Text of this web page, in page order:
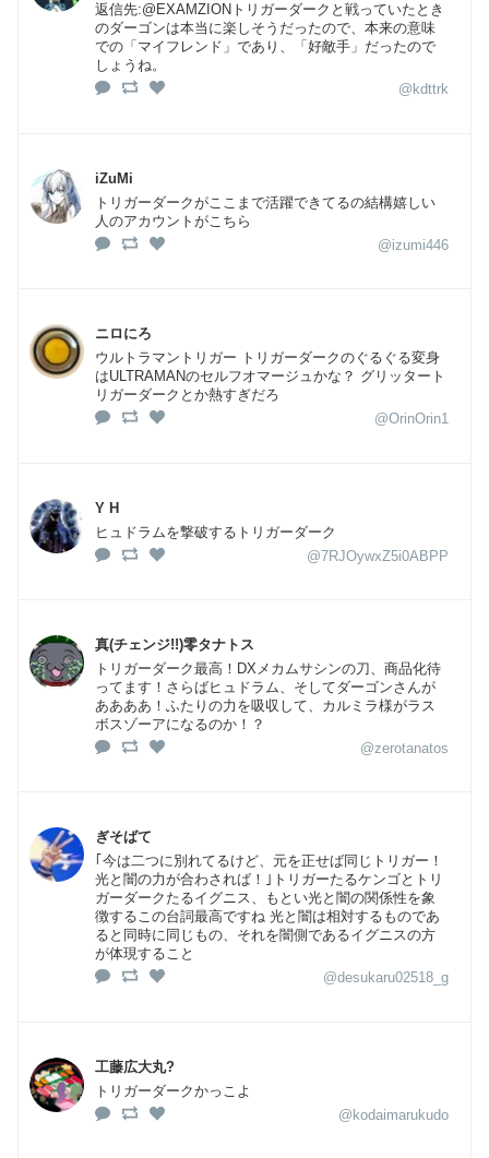
返信先:@EXAMZIONトリガーダークと戦っていたとき
のダーゴンは本当に楽しそうだったので、本来の意味
での「マイフレンド」であり、「好敵手」だったので
しょうね。
@kdttrk
iZuMi
トリガーダークがここまで活躍できてるの結構嬉しい
人のアカウントがこちら
@izumi446
ニロにろ
ウルトラマントリガー トリガーダークのぐるぐる変身
はULTRAMANのセルフオマージュかな？ グリッタート
リガーダークとか熱すぎだろ
@OrinOrin1
Y H
ヒュドラムを撃破するトリガーダーク
@7RJOywxZ5i0ABPP
真(チェンジ!!)零タナトス
トリガーダーク最高！DXメカムサシンの刀、商品化待
ってます！さらばヒュドラム、そしてダーゴンさんが
ああああ！ふたりの力を吸収して、カルミラ様がラス
ボスゾーアになるのか！？
@zerotanatos
ぎそばて
｢今は二つに別れてるけど、元を正せば同じトリガー！
光と闇の力が合わされば！｣トリガーたるケンゴとトリ
ガーダークたるイグニス、もとい光と闇の関係性を象
徴するこの台詞最高ですね 光と闇は相対するものであ
ると同時に同じもの、それを闇側であるイグニスの方
が体現すること
@desukaru02518_g
工藤広大丸?
トリガーダークかっこよ
@kodaimarukudo